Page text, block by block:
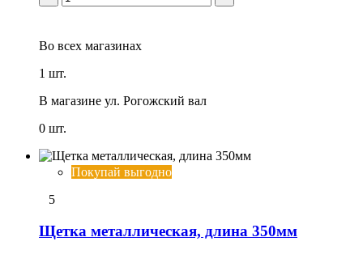
Во всех магазинах
1 шт.
В магазине ул. Рогожский вал
0 шт.
Покупай выгодно
5
Щетка металлическая, длина 350мм